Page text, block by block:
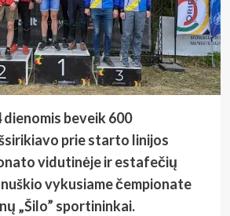
dienomis beveik 600
prie starto linijos
vidutinėje ir estafečių
vykusiame čempionate
„Šilo” sportininkai.